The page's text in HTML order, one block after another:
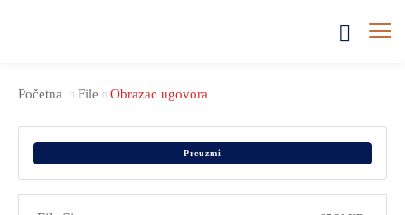
Početna File Obrazac ugovora
Preuzmi